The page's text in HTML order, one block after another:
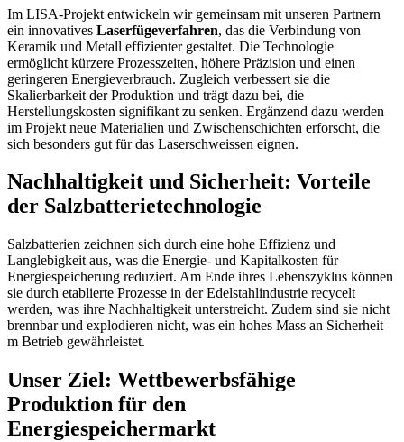
Im LISA-Projekt entwickeln wir gemeinsam mit unseren Partnern
ein innovatives Laserfügeverfahren, das die Verbindung von
Keramik und Metall effizienter gestaltet. Die Technologie
ermöglicht kürzere Prozesszeiten, höhere Präzision und einen
geringeren Energieverbrauch. Zugleich verbessert sie die
Skalierbarkeit der Produktion und trägt dazu bei, die
Herstellungskosten signifikant zu senken. Ergänzend dazu werden
im Projekt neue Materialien und Zwischenschichten erforscht, die
sich besonders gut für das Laserschweissen eignen.
Nachhaltigkeit und Sicherheit: Vorteile
der Salzbatterietechnologie
Salzbatterien zeichnen sich durch eine hohe Effizienz und
Langlebigkeit aus, was die Energie- und Kapitalkosten für
Energiespeicherung reduziert. Am Ende ihres Lebenszyklus können
sie durch etablierte Prozesse in der Edelstahlindustrie recycelt
werden, was ihre Nachhaltigkeit unterstreicht. Zudem sind sie nicht
brennbar und explodieren nicht, was ein hohes Mass an Sicherheit
m Betrieb gewährleistet.
Unser Ziel: Wettbewerbsfähige
Produktion für den
Energiespeichermarkt